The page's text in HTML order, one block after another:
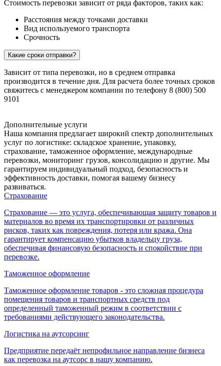
Стоимость перевозки зависит от ряда факторов, таких как:
Расстояния между точками доставки
Вид используемого транспорта
Срочность
Какие сроки отправки?
Зависит от типа перевозки, но в среднем отправка
производится в течение дня. Для расчета более точных сроков
свяжитесь с менеджером компании по телефону 8 (800) 500
9101
Дополнительные услуги
Наша компания предлагает широкий спектр дополнительных
услуг по логистике: складское хранение, упаковку,
страхование, таможенное оформление, международные
перевозки, мониторинг грузов, консолидацию и другие. Мы
гарантируем индивидуальный подход, безопасность и
эффективность доставки, помогая вашему бизнесу
развиваться.
Страхование
Страхование — это услуга, обеспечивающая защиту товаров и
материалов во время их транспортировки от различных
рисков, таких как повреждения, потеря или кража. Она
гарантирует компенсацию убытков владельцу груза,
обеспечивая финансовую безопасность и спокойствие при
перевозке.
Таможенное оформление
Таможенное оформление товаров - это сложная процедура
помещения товаров и транспортных средств под
определенный таможенный режим в соответствии с
требованиями действующего законодательства.
Логистика на аутсорсинг
Предприятие передаёт непрофильное направление бизнеса
как перевозка на аутсорс в нашу компанию.